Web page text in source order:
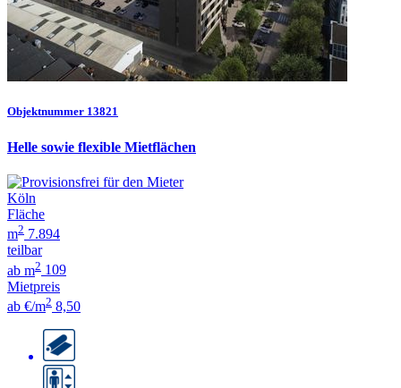
Objektnummer 13821
Helle sowie flexible Mietflächen
Köln
Fläche
m2 7.894
teilbar
ab m2 109
Mietpreis
ab €/m2 8,50